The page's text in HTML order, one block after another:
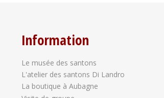
Information
Le musée des santons
L'atelier des santons Di Landro
La boutique à Aubagne